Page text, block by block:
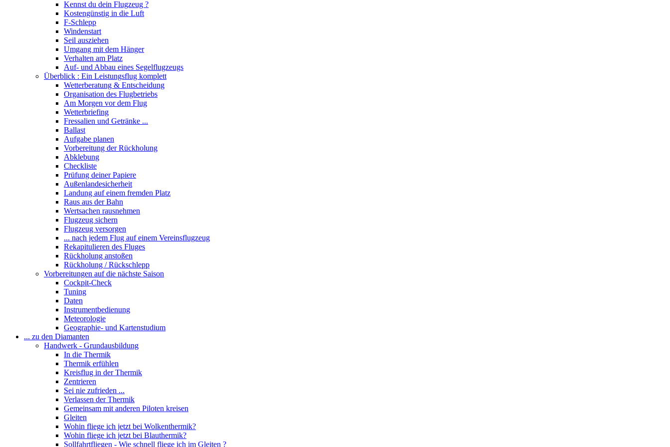
Kennst du dein Flugzeug ?
Kostengünstig in die Luft
F-Schlepp
Windenstart
Seil ausziehen
Umgang mit dem Hänger
Verhalten am Platz
Auf- und Abbau eines Segelflugzeugs
Überblick : Ein Leistungsflug komplett
Wetterberatung & Entscheidung
Organisation des Flugbetriebs
Am Morgen vor dem Flug
Wetterbriefing
Fressalien und Getränke ...
Ballast
Aufgabe planen
Vorbereitung der Rückholung
Abklebung
Checkliste
Prüfung deiner Papiere
Außenlandesicherheit
Landung auf einem fremden Platz
Raus aus der Bahn
Wertsachen rausnehmen
Flugzeug sichern
Flugzeug versorgen
... nach jedem Flug auf einem Vereinsflugzeug
Rekapitulieren des Fluges
Rückholung anstoßen
Rückholung / Rückschlepp
Vorbereitungen auf die nächste Saison
Cockpit-Check
Tuning
Daten
Instrumentbedienung
Meteorologie
Geographie- und Kartenstudium
... zu den Diamanten
Handwerk - Grundausbildung
In die Thermik
Thermik erfühlen
Kreisflug in der Thermik
Zentrieren
Sei nie zufrieden ...
Verlassen der Thermik
Gemeinsam mit anderen Piloten kreisen
Gleiten
Wohin fliege ich jetzt bei Wolkenthermik?
Wohin fliege ich jetzt bei Blauthermik?
Sollfahrtfliegen - Wie schnell fliege ich im Gleiten ?